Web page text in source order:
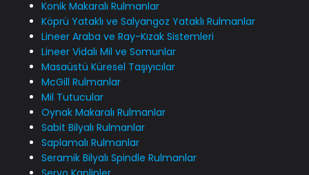
Konik Makaralı Rulmanlar
Köprü Yataklı ve Salyangoz Yataklı Rulmanlar
Lineer Araba ve Ray-Kızak Sistemleri
Lineer Vidalı Mil ve Somunlar
Masaüstü Küresel Taşıyıcılar
McGill Rulmanlar
Mil Tutucular
Oynak Makaralı Rulmanlar
Sabit Bilyalı Rulmanlar
Saplamalı Rulmanlar
Seramik Bilyalı Spindle Rulmanlar